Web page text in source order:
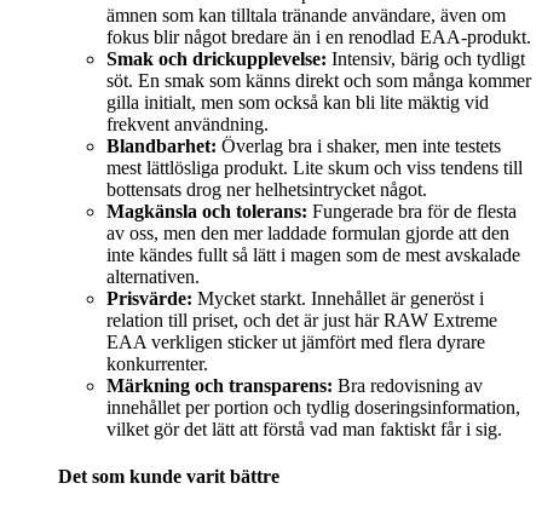
ämnen som kan tilltala tränande användare, även om
fokus blir något bredare än i en renodlad EAA-produkt.
Smak och drickupplevelse: Intensiv, bärig och tydligt
söt. En smak som känns direkt och som många kommer
gilla initialt, men som också kan bli lite mäktig vid
frekvent användning.
Blandbarhet: Överlag bra i shaker, men inte testets
mest lättlösliga produkt. Lite skum och viss tendens till
bottensats drog ner helhetsintrycket något.
Magkänsla och tolerans: Fungerade bra för de flesta
av oss, men den mer laddade formulan gjorde att den
inte kändes fullt så lätt i magen som de mest avskalade
alternativen.
Prisvärde: Mycket starkt. Innehållet är generöst i
relation till priset, och det är just här RAW Extreme
EAA verkligen sticker ut jämfört med flera dyrare
konkurrenter.
Märkning och transparens: Bra redovisning av
innehållet per portion och tydlig doseringsinformation,
vilket gör det lätt att förstå vad man faktiskt får i sig.
Det som kunde varit bättre